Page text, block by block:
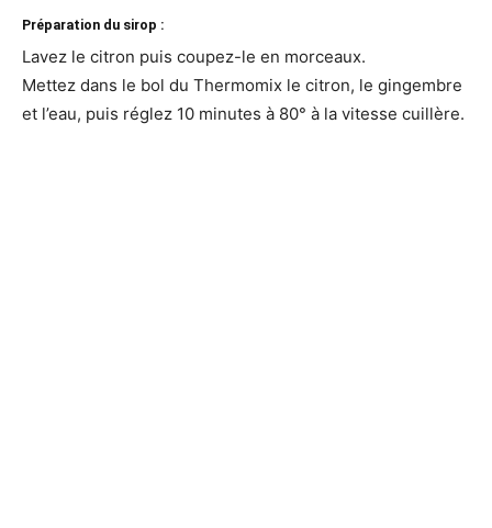
Préparation du sirop :
Lavez le citron puis coupez-le en morceaux.
Mettez dans le bol du Thermomix le citron, le gingembre
et l’eau, puis réglez 10 minutes à 80° à la vitesse cuillère.